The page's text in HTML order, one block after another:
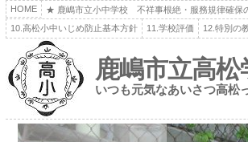
HOME ★ 鹿嶋市立小中学校 不祥事根絶・服務規律確保
10.高松小中いじめ防止基本方針
11.学校評価 12.特別の
鹿嶋市立高
いつも元気なあいさつ高松